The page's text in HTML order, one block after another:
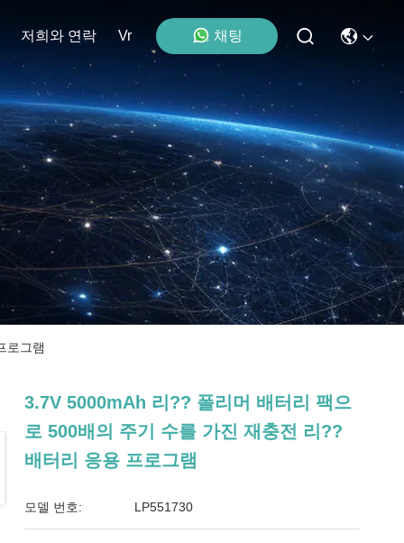
저희와 연락 Vr 채팅
로그램
3.7V 5000mAh 리?? 폴리머 배터리 팩으
로 500배의 주기 수를 가진 재충전 리??
배터리 응용 프로그램
모델 번호: LP551730